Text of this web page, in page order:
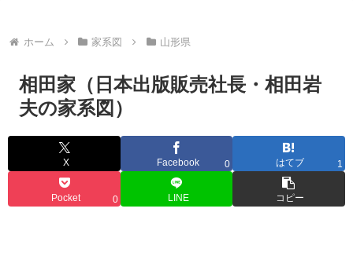
ホーム 家系図 山形県
相田家（日本出版販売社長・相田岩
夫の家系図）
X Facebook 0 はてブ 1
Pocket 0 LINE コピー